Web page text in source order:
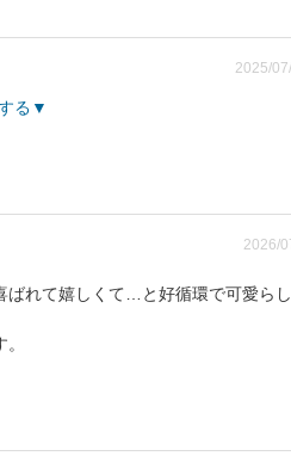
2025/
る
2026/
れて嬉しくて…と好循環で可愛ら